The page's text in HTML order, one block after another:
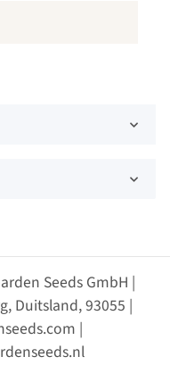
Seeds GmbH |
Duitsland, 93055 |
|